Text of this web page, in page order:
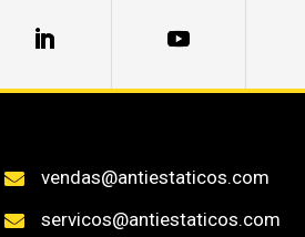
 vendas@antiestaticos.com
 servicos@antiestaticos.com